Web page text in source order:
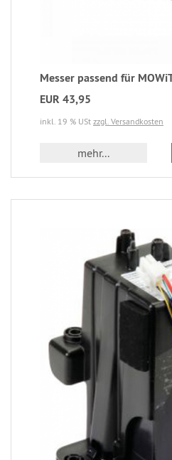
Messer passend für
EUR 43,95
inkl. 19 % USt zzgl. Versandkosten
mehr...